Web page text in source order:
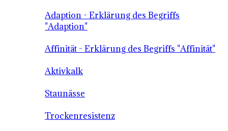
Adaption - Erklärung des Begriffs
"Adaption"
Affinität - Erklärung des Begriffs "Affinität"
Aktivkalk
Staunässe
Trockenresistenz